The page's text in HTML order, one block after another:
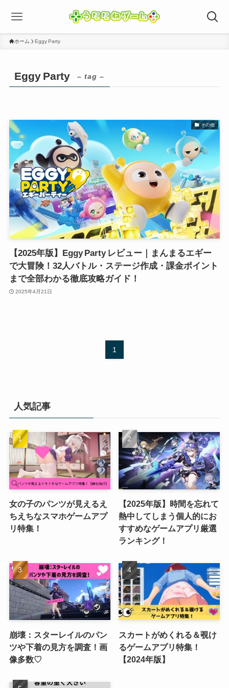
ホーム Eggy Party
Eggy Party – tag –
その他
【2025年版】Eggy Party レビュー｜まんまるエギー
で大冒険！32人バトル・ステージ作成・課金ポイント
まで全部わかる徹底攻略ガイド！
2025年4月21日
1
人気記事
女の子のパンツが見えるえ
ちえちなスマホゲームアプ
リ特集！
【2025年版】時間を忘れて
熱中してしまう個人的にお
すすめなゲームアプリ厳選
ランキング！
崩壊：スターレイルのパン
ツや下着の見方を調査！画
像多数♡
スカートがめくれる＆覗け
るゲームアプリ特集！
【2024年版】